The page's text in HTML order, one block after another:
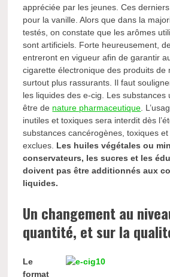
appréciée par les jeunes. Ces
pour la vanille. Alors que dans la
testés, on constate que les arômes
sont artificiels. Forte heureusement,
entreront en vigueur afin de garantir
cigarette électronique des produits de
surtout plus rassurants. Il faut
les liquides des e-cig. Les substances
être de nature pharmaceutique .
inutiles et toxiques sera interdit dès
substances cancérogènes, toxiques
exclues. Les huiles végétales ou
conservateurs, les sucres et les
doivent pas être additionnés aux
liquides.
Un changement au
quantité, et sur la
Le
format